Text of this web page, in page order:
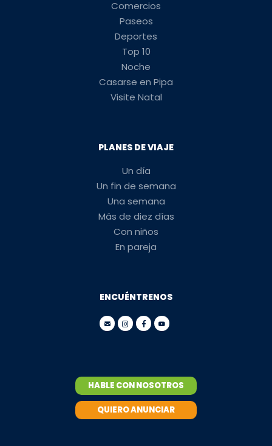
Comercios
Paseos
Deportes
Top 10
Noche
Casarse en Pipa
Visite Natal
PLANES DE VIAJE
Un día
Un fin de semana
Una semana
Más de diez días
Con niños
En pareja
ENCUÉNTRENOS
HABLE CON NOSOTROS
QUIERO ANUNCIAR